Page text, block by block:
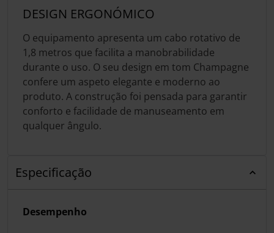
DESIGN ERGONÓMICO
O equipamento apresenta um cabo rotativo de
1,8 metros que facilita a manobrabilidade
durante o uso. O seu design em tom Champagne
confere um aspeto elegante e moderno ao
produto. A construção foi pensada para garantir
conforto e facilidade de manuseamento em
qualquer ângulo.
Especificação
Desempenho